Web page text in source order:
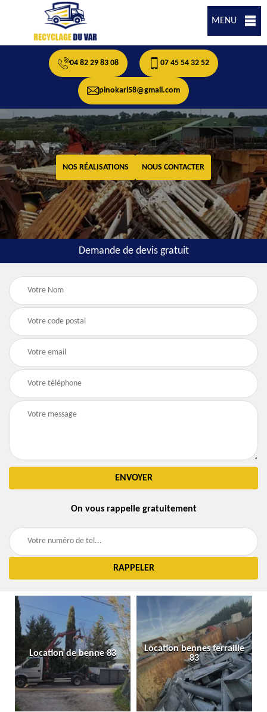
MENU
04 82 29 83 08 07 45 54 32 52
pinokarl58@gmail.com
NOS RÉALISATIONS NOUS CONTACTER
Demande de devis gratuit
On vous rappelle gratuitement
Location de benne 83
Location bennes ferraille
83